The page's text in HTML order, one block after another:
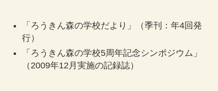
「ろうきん森の学校だより」（季刊：年4回発
行）
「ろうきん森の学校5周年記念シンポジウム」
（2009年12月実施の記録誌）